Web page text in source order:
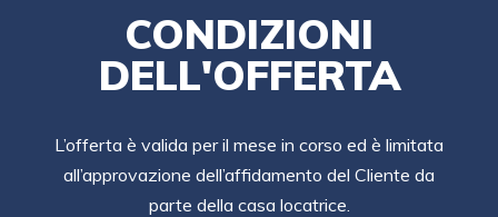
CONDIZIONI
DELL'OFFERTA
L’offerta è valida per il mese in corso ed è limitata
all’approvazione dell’affidamento del Cliente da
parte della casa locatrice.